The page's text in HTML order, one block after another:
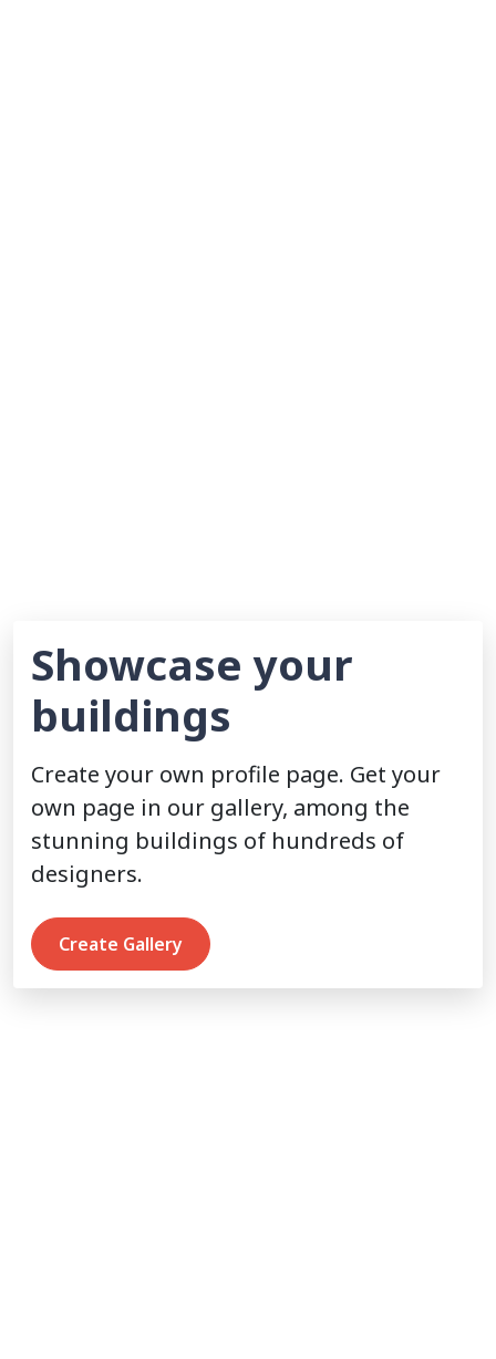
Showcase your
buildings
Create your own profile page. Get your
own page in our gallery, among the
stunning buildings of hundreds of
designers.
Create Gallery